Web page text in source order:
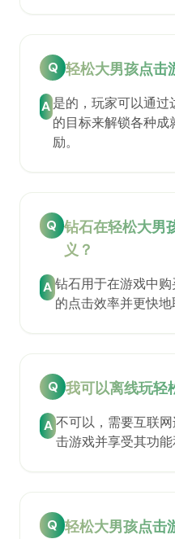
Q 轻松大男孩点击
A是的，玩家可以通过
的目标来解锁各种成
励。
Q 钻石在轻松大男
义？
A 钻石用于在游戏中
的点击效率并更快地
Q 我可以离线玩轻
A 不可以，需要互联
击游戏并享受其功能
Q 轻松大男孩点击